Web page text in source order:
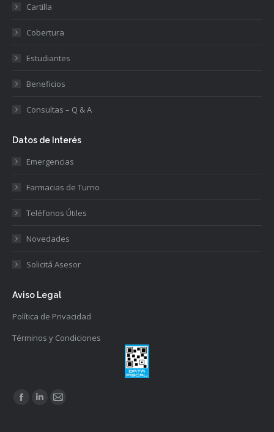
Cartilla
Cobertura
Estudiantes
Beneficios
Consultas – Q & A
Datos de Interés
Emergencias
Farmacias de Turno
Teléfonos Útiles
Novedades
Solicitá Asesor
Aviso Legal
Política de Privacidad
Términos y Condiciones
Find us on:
Facebook
Linkedin
Mail